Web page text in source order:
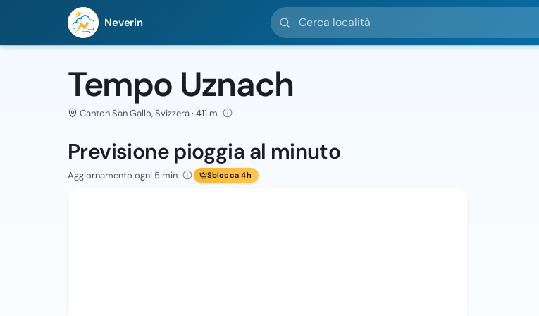
Neverin
Cerca località
Tempo Uznach
Canton San Gallo, Svizzera · 411 m
Previsione pioggia al minuto
Aggiornamento ogni 5 min Sblocca 4h